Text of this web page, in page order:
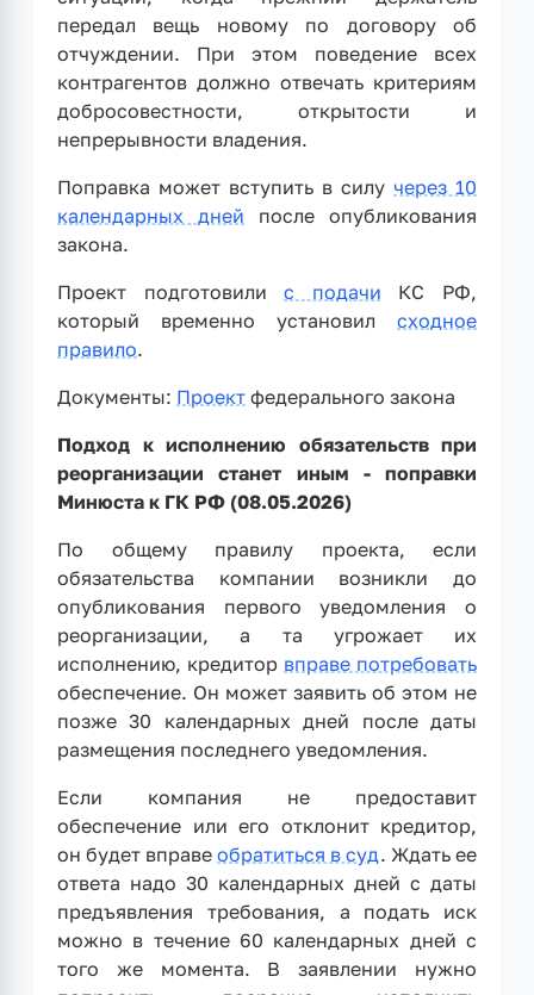
передал вещь новому по договору об
отчуждении. При этом поведение всех
контрагентов должно отвечать критериям
добросовестности, открытости и
непрерывности владения.
Поправка может вступить в силу через 10
календарных дней после опубликования
закона.
Проект подготовилис подачи КС РФ,
который временно установил сходное
правило.
Документы: Проект федерального закона
Подход к исполнению обязательств при
реорганизации станет иным - поправки
Минюста к ГК РФ (08.05.2026)
По общему правилу проекта, если
обязательства компании возникли до
опубликования первого уведомления о
реорганизации, а та угрожает их
исполнению, кредитор вправе потребовать
обеспечение. Он может заявить об этом не
позже 30 календарных дней после даты
размещения последнего уведомления.
Если компания не предоставит
обеспечение или его отклонит кредитор,
он будет вправе обратиться в суд. Ждать ее
ответа надо 30 календарных дней с даты
предъявления требования, а подать иск
можно в течение 60 календарных дней с
того же момента. В заявлении нужно